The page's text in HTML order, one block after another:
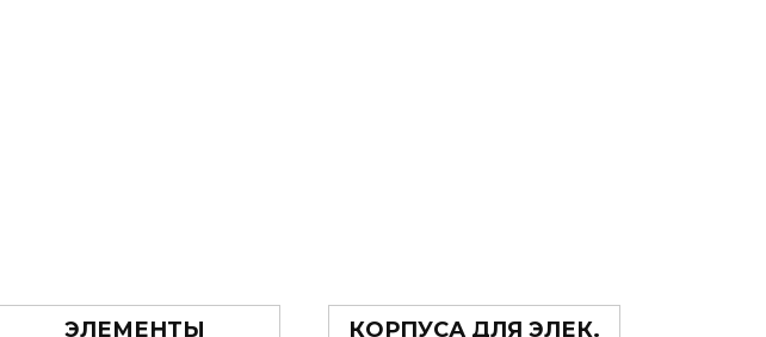
ЭЛЕМЕНТЫ
КОРПУСА ДЛЯ ЭЛЕК.